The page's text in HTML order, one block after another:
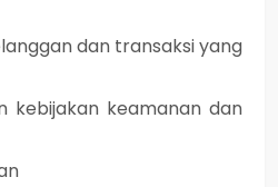
dan transaksi yang
kebijakan keamanan dan